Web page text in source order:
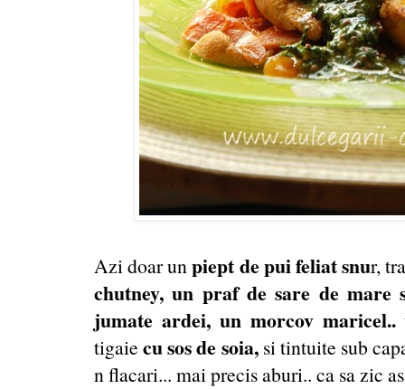
Azi doar unpiept de pui feliat snur,
chutney, un praf de sare de
jumate ardei, un morcov maricel..
tigaie cu sos de soia,si tintuite sub
n flacari... mai precis aburi.. ca sa zic